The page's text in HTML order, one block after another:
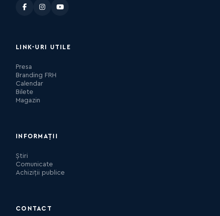
LINK-URI UTILE
Presa
Branding FRH
Calendar
Bilete
Magazin
INFORMAȚII
Știri
Comunicate
Achiziții publice
CONTACT